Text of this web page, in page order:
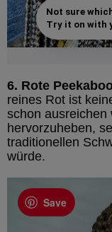
Not sure
Try it on with
6. Rote
reines Rot ist
schon ausreichen
hervorzuheben,
traditionellen
würde.
Save